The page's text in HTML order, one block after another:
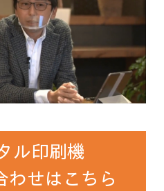
ル印刷機
わせはこちら